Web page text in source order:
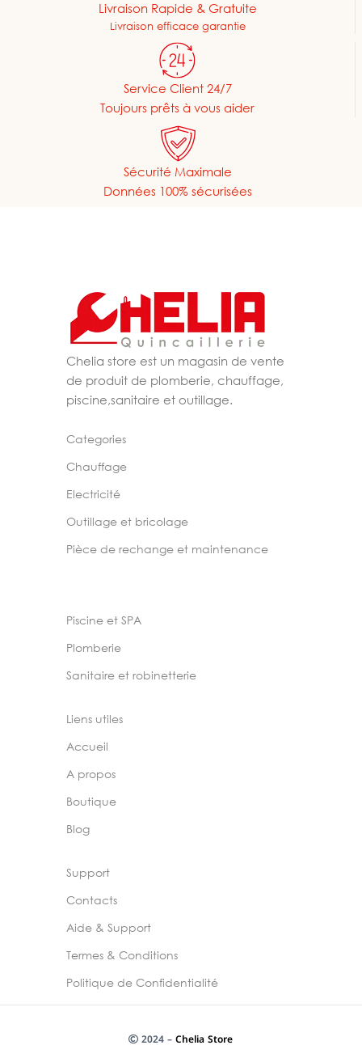
Livraison Rapide & Gratuite
Livraison efficace garantie
Service Client 24/7
Toujours prêts à vous aider
Sécurité Maximale
Données 100% sécurisées
Chelia store est un magasin de vente
de produit de plomberie, chauffage,
piscine,sanitaire et outillage.
Categories
Chauffage
Electricité
Outillage et bricolage
Pièce de rechange et maintenance
Piscine et SPA
Plomberie
Sanitaire et robinetterie
Liens utiles
Accueil
A propos
Boutique
Blog
Support
Contacts
Aide & Support
Termes & Conditions
Politique de Confidentialité
2024 –Chelia Store